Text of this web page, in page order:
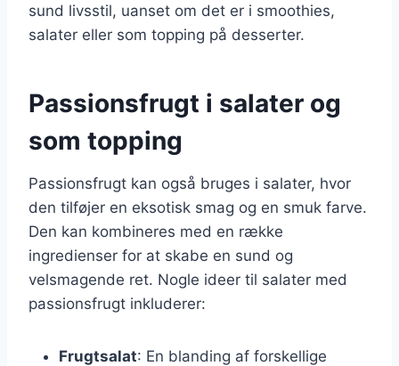
sund livsstil, uanset om det er i smoothies,
salater eller som topping på desserter.
Passionsfrugt i salater og
som topping
Passionsfrugt kan også bruges i salater, hvor
den tilføjer en eksotisk smag og en smuk farve.
Den kan kombineres med en række
ingredienser for at skabe en sund og
velsmagende ret. Nogle ideer til salater med
passionsfrugt inkluderer:
Frugtsalat: En blanding af forskellige